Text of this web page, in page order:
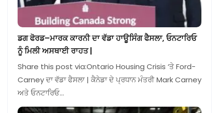
ਡਗ ਫੋਰਡ–ਮਾਰਕ ਕਾਰਨੀ ਦਾ ਵੱਡਾ ਹਾਊਸਿੰਗ ਫੈਸਲਾ, ਓਨਟਾਰਿਓ
ਨੂੰ ਮਿਲੀ ਅਸਥਾਈ ਰਾਹਤ |
Share this post via:Ontario Housing Crisis ‘ਤੇ Ford-
Carney ਦਾ ਵੱਡਾ ਫੈਸਲਾ | ਕੈਨੇਡਾ ਦੇ ਪ੍ਰਧਾਨ ਮੰਤਰੀ Mark Carney
ਅਤੇ ਓਨਟਾਰਿਓ…